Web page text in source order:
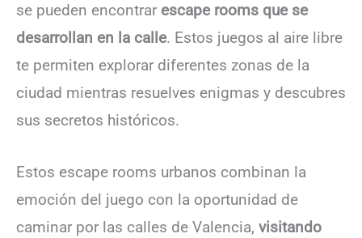
se pueden encontrar escape rooms que se
desarrollan en la calle. Estos juegos al aire libre
te permiten explorar diferentes zonas de la
ciudad mientras resuelves enigmas y descubres
sus secretos históricos.
Estos escape rooms urbanos combinan la
emoción del juego con la oportunidad de
caminar por las calles de Valencia, visitando